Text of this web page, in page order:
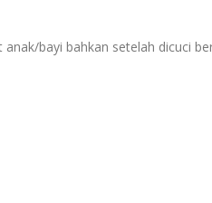
bayi bahkan setelah dicuci